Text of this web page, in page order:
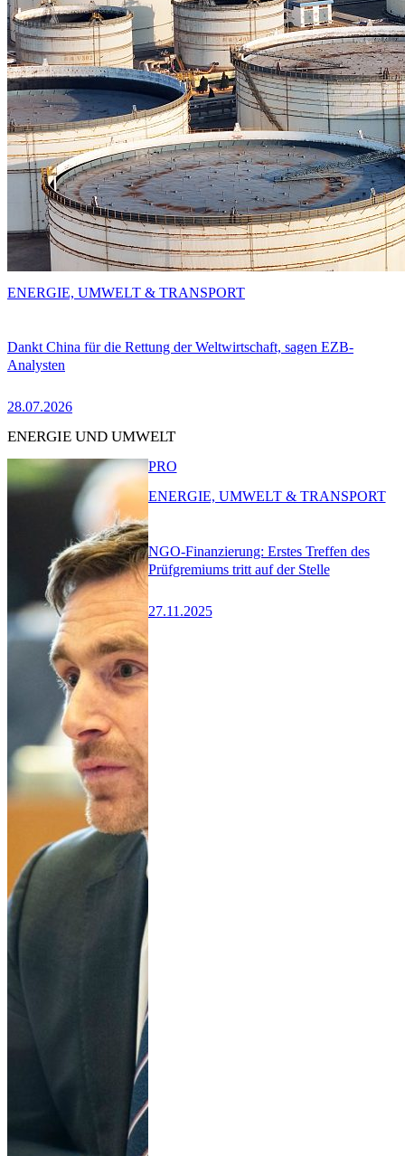
Dankt China für die Rettung der Weltwirtschaft, sagen EZB-
Analysten
28.07.2026
ENERGIE, UMWELT & TRANSPORT
ENERGIE UND UMWELT
NGO-Finanzierung: Erstes Treffen des
Prüfgremiums tritt auf der Stelle
27.11.2025
PRO
ENERGIE, UMWELT & TRANSPORT